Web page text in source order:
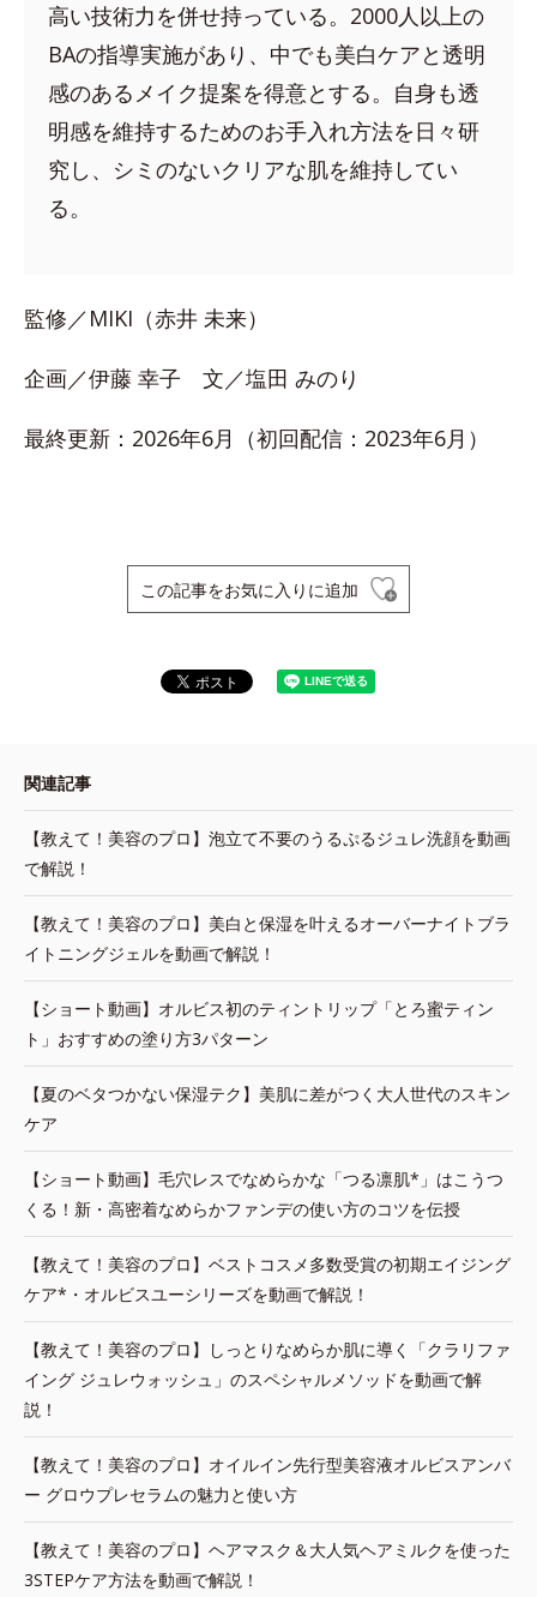
高い技術力を併せ持っている。2000人以上の
BAの指導実施があり、中でも美白ケアと透明
感のあるメイク提案を得意とする。自身も透
明感を維持するためのお手入れ方法を日々研
究し、シミのないクリアな肌を維持してい
る。
監修／MIKI（赤井 未来）
企画／伊藤 幸子 文／塩田 みのり
最終更新：2026年6月（初回配信：2023年6月）
この記事をお気に入りに追加
関連記事
【教えて！美容のプロ】泡立て不要のうるぷるジュレ洗顔を動画
で解説！
【教えて！美容のプロ】美白と保湿を叶えるオーバーナイトブラ
イトニングジェルを動画で解説！
【ショート動画】オルビス初のティントリップ「とろ蜜ティン
ト」おすすめの塗り方3パターン
【夏のベタつかない保湿テク】美肌に差がつく大人世代のスキン
ケア
【ショート動画】毛穴レスでなめらかな「つる凛肌*」はこうつ
くる！新・高密着なめらかファンデの使い方のコツを伝授
【教えて！美容のプロ】ベストコスメ多数受賞の初期エイジング
ケア*・オルビスユーシリーズを動画で解説！
【教えて！美容のプロ】しっとりなめらか肌に導く「クラリファ
イング ジュレウォッシュ」のスペシャルメソッドを動画で解
説！
【教えて！美容のプロ】オイルイン先行型美容液オルビスアンバ
ー グロウプレセラムの魅力と使い方
【教えて！美容のプロ】ヘアマスク＆大人気ヘアミルクを使った
3STEPケア方法を動画で解説！